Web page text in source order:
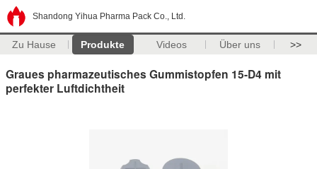
Shandong Yihua Pharma Pack Co., Ltd.
Zu Hause Produkte Videos Über uns >>
Graues pharmazeutisches Gummistopfen 15-D4 mit
perfekter Luftdichtheit